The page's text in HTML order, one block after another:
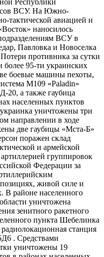
ВСУ. На Южно-​
​тактической авиацией и
наносилось
ВСУ в
Павловка и Новоселка
противника за сутки
более 95-ти украинских
боевые машины пехоты,
М109 «Paladin»
20, а также гаубица
населенных пунктов
уничтожены три
направлении в ходе
две гаубицы «Мста-​Б»
поражен склад
и армейской
группировок
Федерации за
живой силе и
В районе населенного
уничтожена
зенитного ракетного
пункта Шебелинка
станция
. Средствами
уничтожены 19